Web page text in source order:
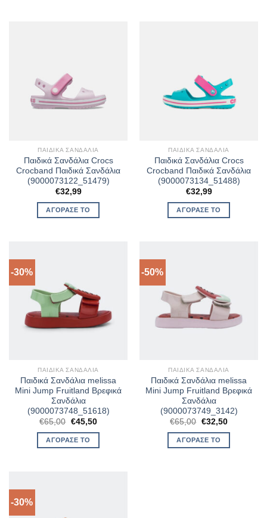
ΠΑΙΔΙΚΆ ΣΑΝΔΆΛΙΑ
Παιδικά Σανδάλια Crocs
Crocband Παιδικά Σανδάλια
(9000073122_51479)
€32,99
ΑΓΌΡΑΣΈ ΤΟ
ΠΑΙΔΙΚΆ ΣΑΝΔΆΛΙΑ
Παιδικά Σανδάλια Crocs
Crocband Παιδικά Σανδάλια
(9000073134_51488)
€32,99
ΑΓΌΡΑΣΈ ΤΟ
-30%
ΠΑΙΔΙΚΆ ΣΑΝΔΆΛΙΑ
Παιδικά Σανδάλια melissa
Mini Jump Fruitland Βρεφικά
Σανδάλια
(9000073748_51618)
€65,00 Original
was:
€65,00.
€45,50Η
ΑΓΌΡΑΣΈ ΤΟ
-50%
ΠΑΙΔΙΚΆ ΣΑΝΔΆΛΙΑ
Παιδικά Σανδάλια melissa
Mini Jump Fruitland Βρεφικά
Σανδάλια
(9000073749_3142)
€65,00 Original
was:
€65,00.
€32,50Η
ΑΓΌΡΑΣΈ ΤΟ
-30%